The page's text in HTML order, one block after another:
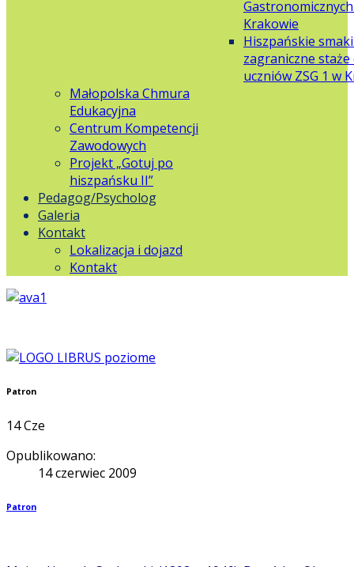
Krakowie
Hiszpańskie
zagraniczne staże
uczniów ZSG 1 w
Małopolska Chmura
Edukacyjna
Centrum Kompetencji
Zawodowych
Projekt „Gotuj po
hiszpańsku II”
Pedagog/Psycholog
Galeria
Kontakt
Lokalizacja i dojazd
Kontakt
Patron
14Cze
Opublikowano:
14 czerwiec 2009
Patron